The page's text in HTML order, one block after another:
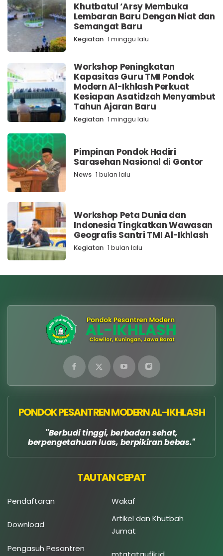
Khutbatul ‘Arsy Membuka
Lembaran Baru Dengan Niat dan
Semangat Baru
Kegiatan 1 minggu lalu
Workshop Peningkatan
Kapasitas Guru TMI Pondok
Modern Al-Ikhlash Perkuat
Kesiapan Asatidzah Menyambut
Tahun Ajaran Baru
Kegiatan 1 minggu lalu
Pimpinan Pondok Hadiri
Sarasehan Nasional di Gontor
News 1 bulan lalu
Workshop Peta Dunia dan
Indonesia Tingkatkan Wawasan
Geografis Santri TMI Al-Ikhlash
Kegiatan 1 bulan lalu
PONDOK PESANTREN MODERN AL-IKHLASH
Berbudi tinggi, berbadan sehat,
berpengetahuan luas, berpikiran bebas.
TAUTAN CEPAT
Pendaftaran Wakaf
Download
Artikel dan Khutbah
Jumat
Pengasuh Pesantren